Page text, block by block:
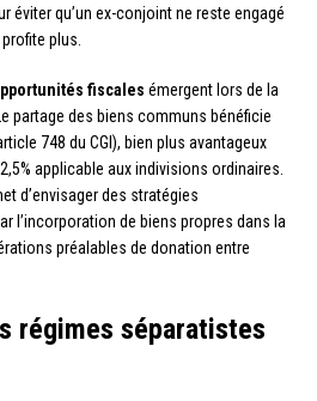
éviter qu’un ex-conjoint ne reste engagé
plus.
fiscales émergent lors de la
partage des biens communs bénéficie
748 du CGI), bien plus avantageux
applicable aux indivisions ordinaires.
d’envisager des stratégies
l’incorporation de biens propres dans la
préalables de donation entre
régimes séparatistes